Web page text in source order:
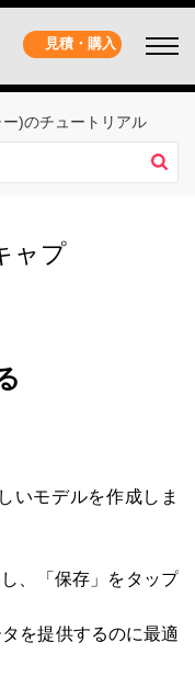
見積・購入
)のチュートリアル
ャプ
いモデルを作成しま
、「保存」をタップ
を提供するのに最適